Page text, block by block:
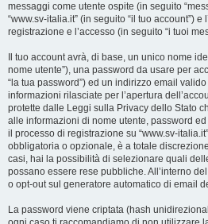
messaggi come utente ospite (in seguito
“www.sv-italia.it” (in seguito “il tuo account”)
registrazione e l’accesso (in seguito “i tuoi
Il tuo account avrà, di base, un unico nome
nome utente”), una password da usare per
“la tua password”) ed un indirizzo email
informazioni rilasciate per l’apertura
protette dalle Leggi sulla Privacy dello Stato
alle informazioni di nome utente, password
il processo di registrazione su “www.sv-
obbligatoria o opzionale, è a totale
casi, hai la possibilità di selezionare quali
possano essere rese pubbliche. All’interno
o opt-out sul generatore automatico di email
La password viene criptata (hash